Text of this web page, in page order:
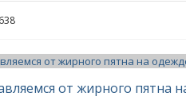
от жирного пятна